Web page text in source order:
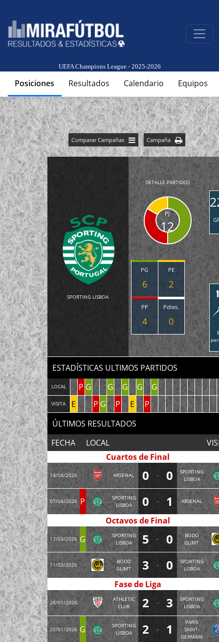
UEFA Champions League - 2025-2026
Posiciones Resultados Calendario Equipos
Comparar Campañas Campaña
SPORTING LISBOA
DETALLE PARTIDOS
PJ
12
PG
6
PE
2
PP
4
Pdtes.
0
ESTADÍSTICAS ULTIMOS PARTIDOS
LOCAL P G G G G G
VISITA E P G P E
P
ÚLTIMOS RESULTADOS
FECHA
LOCAL
Cuartos de Final
14/04/2026 ARSENAL 0 - 0
SPORTING
LISBOA
07/04/2026 P
SPORTING
LISBOA
0 - 1 ARSENAL
Octavos de Final
17/03/2026 G
SPORTING
LISBOA
5 - 0
BODO
GLIMT
11/03/2026
BODO
GLIMT
3 - 0
SPORTING
LISBOA
Fase de Liga
28/01/2026
ATHLETIC
CLUB
2 - 3
SPORTING
LISBOA
20/01/2026 G
SPORTING
LISBOA
2 - 1
PARIS
SAINT-
GERMAIN